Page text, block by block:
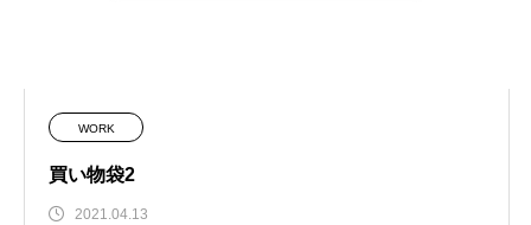
WORK
買い物袋2
2021.04.13